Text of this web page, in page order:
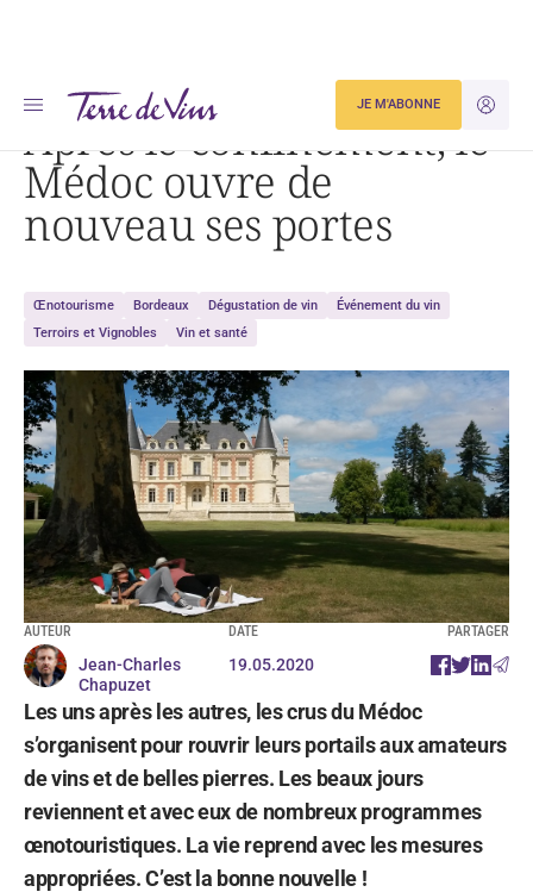
JE
JE M'ABONNE
Accueil Après le confinement, le Médoc ouvre de nouveau ses portes
Après le confinement, le
Médoc ouvre de
nouveau ses portes
Œnotourisme Bordeaux Dégustation de vin
Événement du vin
Terroirs et Vignobles
Vin et santé
AUTEUR
Jean-Charles
Chapuzet
DATE
19.05.2020
PARTAGER
Les uns après les autres, les crus du Médoc
s’organisent pour rouvrir leurs portails aux amateurs
de vins et de belles pierres. Les beaux jours
reviennent et avec eux de nombreux programmes
œnotouristiques. La vie reprend avec les mesures
appropriées. C’est la bonne nouvelle !